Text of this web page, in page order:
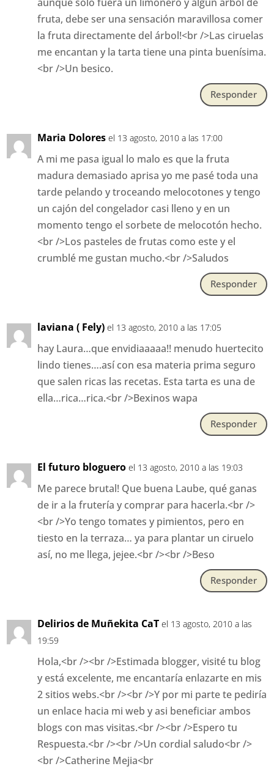
fruta, debe ser una sensación maravillosa comer
la fruta directamente del árbol!<br />Las ciruelas
me encantan y la tarta tiene una pinta buenísima.
<br />Un besico.
Responder
Maria Dolores el 13 agosto, 2010 a las 17:00
A mi me pasa igual lo malo es que la fruta
madura demasiado aprisa yo me pasé toda una
tarde pelando y troceando melocotones y tengo
un cajón del congelador casi lleno y en un
momento tengo el sorbete de melocotón hecho.
<br />Los pasteles de frutas como este y el
crumblé me gustan mucho.<br />Saludos
Responder
laviana ( Fely) el 13 agosto, 2010 a las 17:05
hay Laura…que envidiaaaaa!! menudo huertecito
lindo tienes….así con esa materia prima seguro
que salen ricas las recetas. Esta tarta es una de
ella…rica…rica.<br />Bexinos wapa
Responder
El futuro bloguero el 13 agosto, 2010 a las 19:03
Me parece brutal! Que buena Laube, qué ganas
de ir a la frutería y comprar para hacerla.<br />
<br />Yo tengo tomates y pimientos, pero en
tiesto en la terraza… ya para plantar un ciruelo
así, no me llega, jejee.<br /><br />Beso
Responder
Delirios de Muñekita CaT el 13 agosto, 2010 a las
19:59
Hola,<br /><br />Estimada blogger, visité tu blog
y está excelente, me encantaría enlazarte en mis
2 sitios webs.<br /><br />Y por mi parte te pediría
un enlace hacia mi web y asi beneficiar ambos
blogs con mas visitas.<br /><br />Espero tu
Respuesta.<br /><br />Un cordial saludo<br />
<br />Catherine Mejia<br